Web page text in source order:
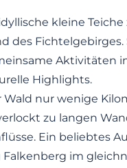
kleine Teiche
des Fichtelgebirges.
Aktivitäten
Highlights.
nur wenige
zu langen
Ein beliebtes
im